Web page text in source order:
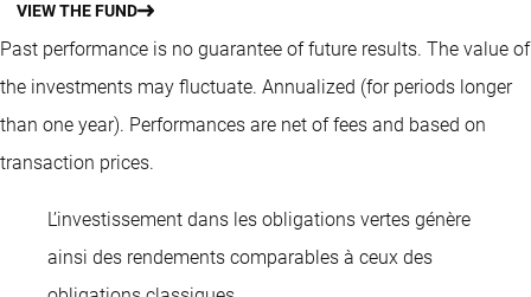
VIEW THE FUND
Past performance is no guarantee of future results. The value of
the investments may fluctuate. Annualized (for periods longer
than one year). Performances are net of fees and based on
transaction prices.
L’investissement dans les obligations vertes génère
ainsi des rendements comparables à ceux des